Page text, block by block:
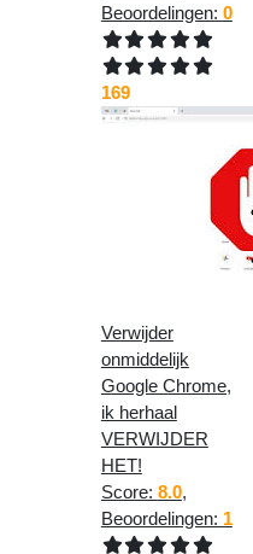
Beoordelingen: 0
169
Verwijder
onmiddelijk
Google Chrome,
ik herhaal
VERWIJDER
HET!
Score: 8.0,
Beoordelingen: 1